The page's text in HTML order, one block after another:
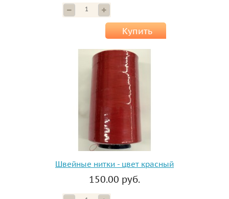
Купить
Швейные нитки - цвет красный
150.00 руб.